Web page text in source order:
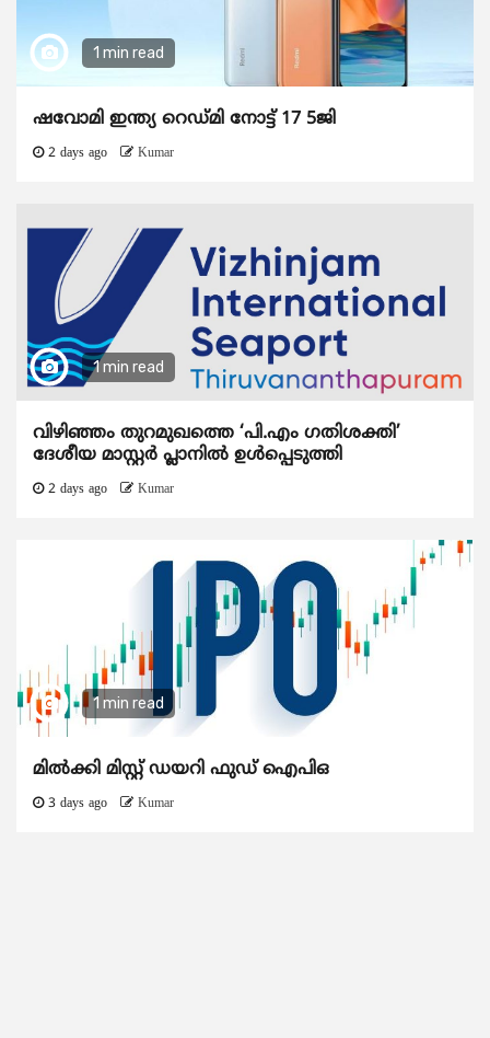
1 min read
ഷവോമി ഇന്ത്യ റെഡ്മി നോട്ട് 17 5ജി
2 days ago Kumar
1 min read
വിഴിഞ്ഞം തുറമുഖത്തെ ‘പി.എം ഗതിശക്തി’
ദേശീയ മാസ്റ്റർ പ്ലാനിൽ ഉൾപ്പെടുത്തി
2 days ago Kumar
1 min read
മിൽക്കി മിസ്റ്റ് ഡയറി ഫുഡ് ഐപിഒ
3 days ago Kumar